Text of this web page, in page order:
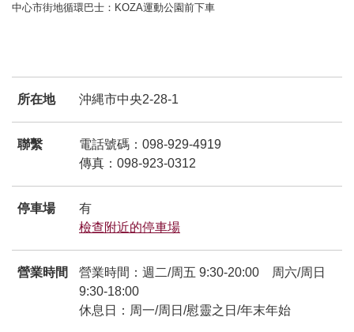
中心市街地循環巴士：KOZA運動公園前下車
所在地 沖縄市中央2-28-1
聯繫
電話號碼：098-929-4919
傳真：098-923-0312
停車場
有
檢查附近的停車場
營業時間
營業時間：週二/周五 9:30-20:00 周六/周日
9:30-18:00
休息日：周一/周日/慰靈之日/年末年始